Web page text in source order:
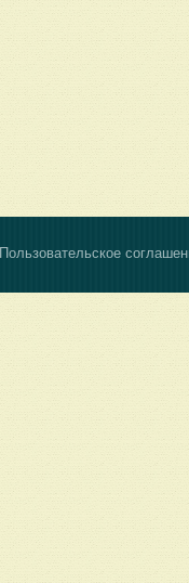
Пользовательское